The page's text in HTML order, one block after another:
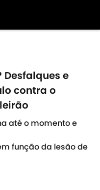
Desfalques e
contra o
até o momento e
função da lesão de